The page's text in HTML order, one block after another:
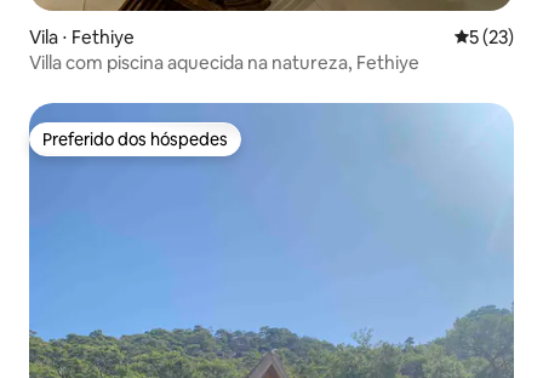
Vila ⋅ Fethiye 5 de uma
5 (23)
Villa com piscina aquecida na natureza, Fethiye
Preferido dos hóspedes
Preferido dos hóspedes